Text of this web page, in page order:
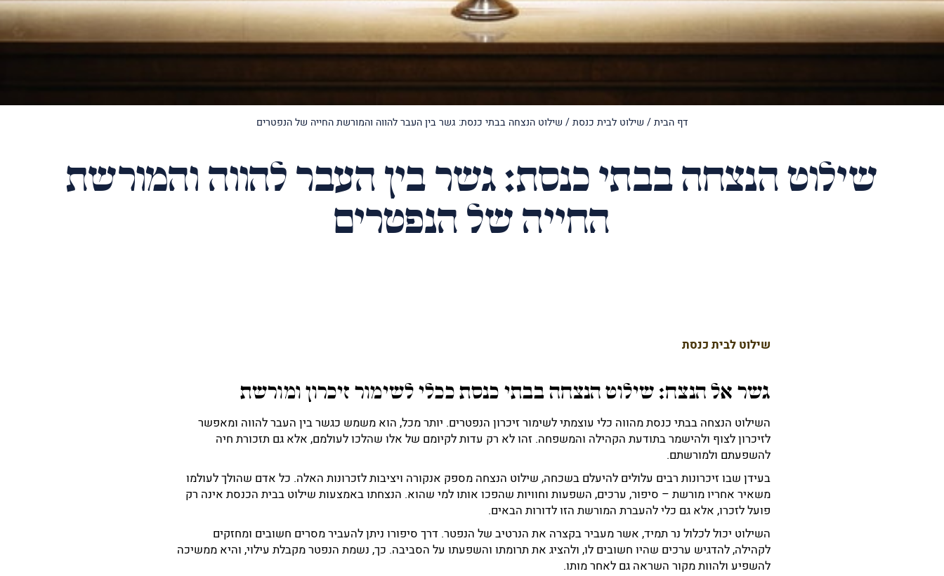
דף הבית/ שילוט לבית כנסת/ שילוט הנצחה בבתי כנסת: גשר בין העבר להווה והמורשת החייה של הנפטרים
שילוט הנצחה בבתי כנסת: גשר בין העבר להווה והמורשת
החייה של הנפטרים
שילוט לבית כנסת
גשר אל הנצח: שילוט הנצחה בבתי כנסת ככלי לשימור זיכרון ומורשת
השילוט הנצחה בבתי כנסת מהווה כלי עוצמתי לשימור זיכרון הנפטרים. יותר מכל, הוא משמש כגשר בין העבר להווה ומאפשר
לזיכרון לצוף ולהישמר בתודעת הקהילה והמשפחה. זהו לא רק עדות לקיומם של אלו שהלכו לעולמם, אלא גם תזכורת חיה
להשפעתם ולמורשתם.
בעידן שבו זיכרונות רבים עלולים להיעלם בשכחה, שילוט הנצחה מספק אנקורה ויציבות לזכרונות האלה. כל אדם שהולך לעולמו
משאיר אחריו מורשת – סיפור, ערכים, השפעות וחוויות שהפכו אותו למי שהוא. הנצחתו באמצעות שילוט בבית הכנסת אינה רק
פועל לזכרו, אלא גם כלי להעברת המורשת הזו לדורות הבאים.
השילוט יכול לכלול נר תמיד, אשר מעביר בקצרה את הנרטיב של הנפטר. דרך סיפורו ניתן להעביר מסרים חשובים ומחזקים
לקהילה, להדגיש ערכים שהיו חשובים לו, ולהציג את תרומתו והשפעתו על הסביבה. כך, נשמת הנפטר מקבלת עילוי, והיא ממשיכה
להשפיע ולהוות מקור השראה גם לאחר מותו.